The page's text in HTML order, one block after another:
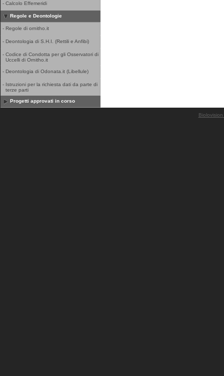
- Calcolo Effemeridi
Regole e Deontologie
- Regole di ornitho.it
- Deontologia di S.H.I. (Rettili e Anfibi)
- Codice di Condotta per gli Osservatori di
Uccelli di Ornitho.it
- Deontologia di Odonata.it (Libellule)
- Istruzioni per la richiesta dati da parte di
terze parti
Progetti approvati in corso
Biolovision